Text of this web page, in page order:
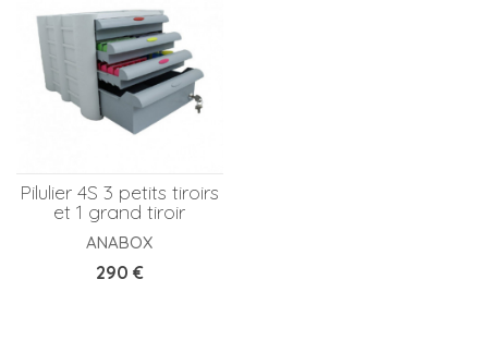
Pilulier 4S 3 petits tiroirs
et 1 grand tiroir
ANABOX
Prix
290 €